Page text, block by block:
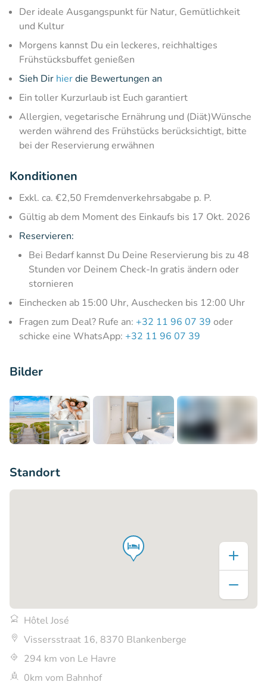
Der ideale Ausgangspunkt für Natur, Gemütlichkeit
und Kultur
Morgens kannst Du ein leckeres, reichhaltiges
Frühstücksbuffet genießen
Sieh Dir hierdie Bewertungen an
Ein toller Kurzurlaub ist Euch garantiert
Allergien, vegetarische Ernährung und (Diät)Wünsche
werden während des Frühstücks berücksichtigt, bitte
bei der Reservierung erwähnen
Konditionen
Exkl. ca. €2,50 Fremdenverkehrsabgabe p. P.
Gültig ab dem Moment des Einkaufs bis 17 Okt. 2026
Reservieren:
Bei Bedarf kannst Du Deine Reservierung bis zu 48
Stunden vor Deinem Check-In gratis ändern oder
stornieren
Einchecken ab 15:00 Uhr, Auschecken bis 12:00 Uhr
Fragen zum Deal? Rufe an: +32 11 96 07 39 oder
schicke eine WhatsApp: +32 11 96 07 39
Bilder
Standort
Hôtel José
Vissersstraat 16, 8370 Blankenberge
294 km von Le Havre
0km vom Bahnhof